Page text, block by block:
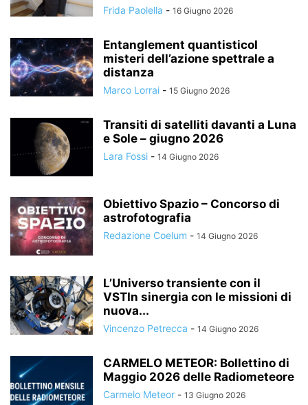
Frida Paolella - 16 Giugno 2026
Entanglement quantisticoI
misteri dell’azione spettrale a
distanza
Marco Lorrai - 15 Giugno 2026
Transiti di satelliti davanti a Luna
e Sole – giugno 2026
Lara Fossi - 14 Giugno 2026
Obiettivo Spazio – Concorso di
astrofotografia
Redazione Coelum - 14 Giugno 2026
L’Universo transiente con il
VSTIn sinergia con le missioni di
nuova...
Vincenzo Petrecca - 14 Giugno 2026
CARMELO METEOR: Bollettino di
Maggio 2026 delle Radiometeore
Carmelo Meteor - 13 Giugno 2026